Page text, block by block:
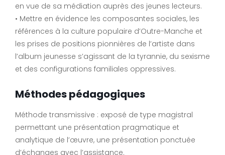
en vue de sa médiation auprès des jeunes lecteurs.
• Mettre en évidence les composantes sociales, les
références à la culture populaire d’Outre-Manche et
les prises de positions pionnières de l’artiste dans
l’album jeunesse s’agissant de la tyrannie, du sexisme
et des configurations familiales oppressives.
Méthodes pédagogiques
Méthode transmissive : exposé de type magistral
permettant une présentation pragmatique et
analytique de l’œuvre, une présentation ponctuée
d’échanges avec l’assistance.